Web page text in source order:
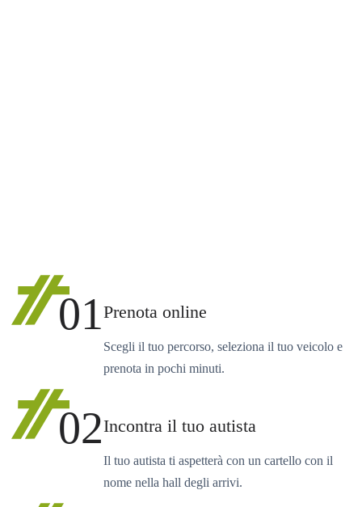
01Prenota online
Scegli il tuo percorso, seleziona il tuo veicolo e
prenota in pochi minuti.
02Incontra il tuo autista
Il tuo autista ti aspetterà con un cartello con il
nome nella hall degli arrivi.